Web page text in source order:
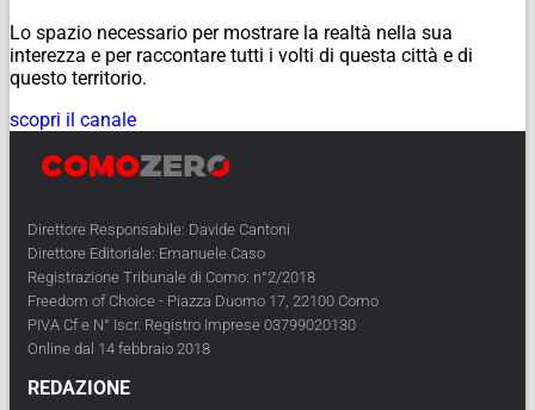
Lo spazio necessario per mostrare la realtà nella sua
interezza e per raccontare tutti i volti di questa città e di
questo territorio.
scopri il canale
Direttore Responsabile: Davide Cantoni
Direttore Editoriale: Emanuele Caso
Registrazione Tribunale di Como: n°2/2018
Freedom of Choice - Piazza Duomo 17, 22100 Como
PIVA Cf e N° Iscr. Registro Imprese 03799020130
Online dal 14 febbraio 2018
REDAZIONE